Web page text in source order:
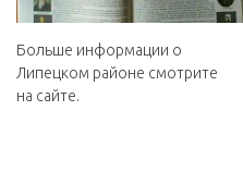
Больше информации о
Липецком районе смотрите
на сайте.